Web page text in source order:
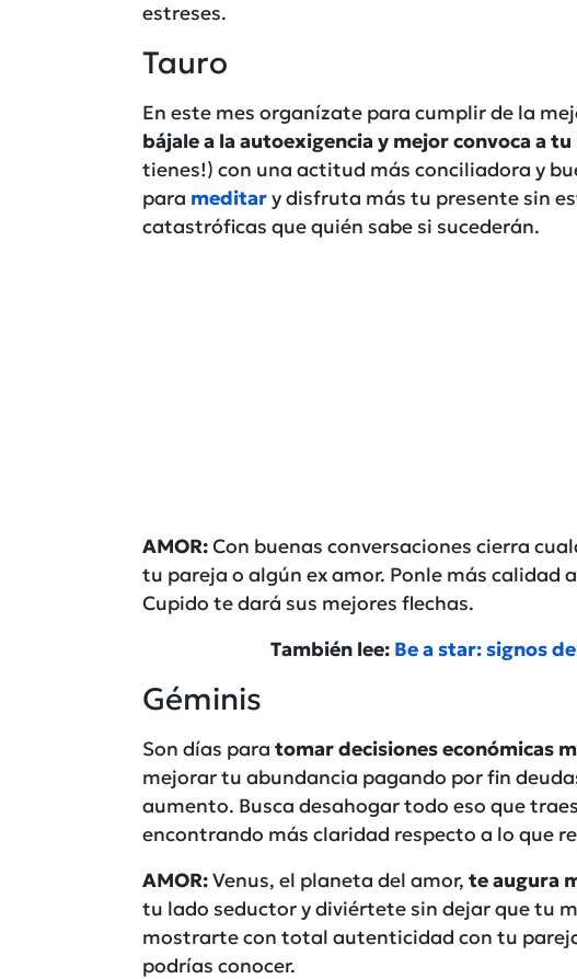
estreses.
Tauro
En este mes organízate para cumplir de la
bájale a la autoexigencia y mejor convoca a
tienes!) con una actitud más conciliadora y
para meditary disfruta más tu presente sin
catastróficas que quién sabe si sucederán.
AMOR:Con buenas conversaciones cierra
tu pareja o algún ex amor. Ponle más calidad
Cupido te dará sus mejores flechas.
También lee: Be a star: signos
Géminis
Son días para tomar decisiones económicas
mejorar tu abundancia pagando por fin
aumento. Busca desahogar todo eso que
encontrando más claridad respecto a lo que
AMOR:Venus, el planeta del amor, te augura
tu lado seductor y diviértete sin dejar que tu
mostrarte con total autenticidad con tu
podrías conocer.